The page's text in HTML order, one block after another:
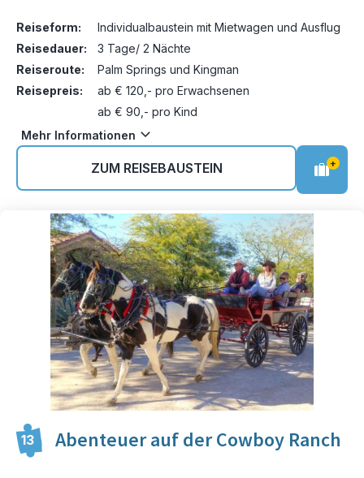
Reiseform:
Individualbaustein mit Mietwagen und Ausflug
Reisedauer:
3 Tage/ 2 Nächte
Reiseroute:
Palm Springs und Kingman
Reisepreis:
ab € 120,- pro Erwachsenen
ab € 90,- pro Kind
Mehr Informationen
ZUM REISEBAUSTEIN +
13 Abenteuer auf der Cowboy Ranch